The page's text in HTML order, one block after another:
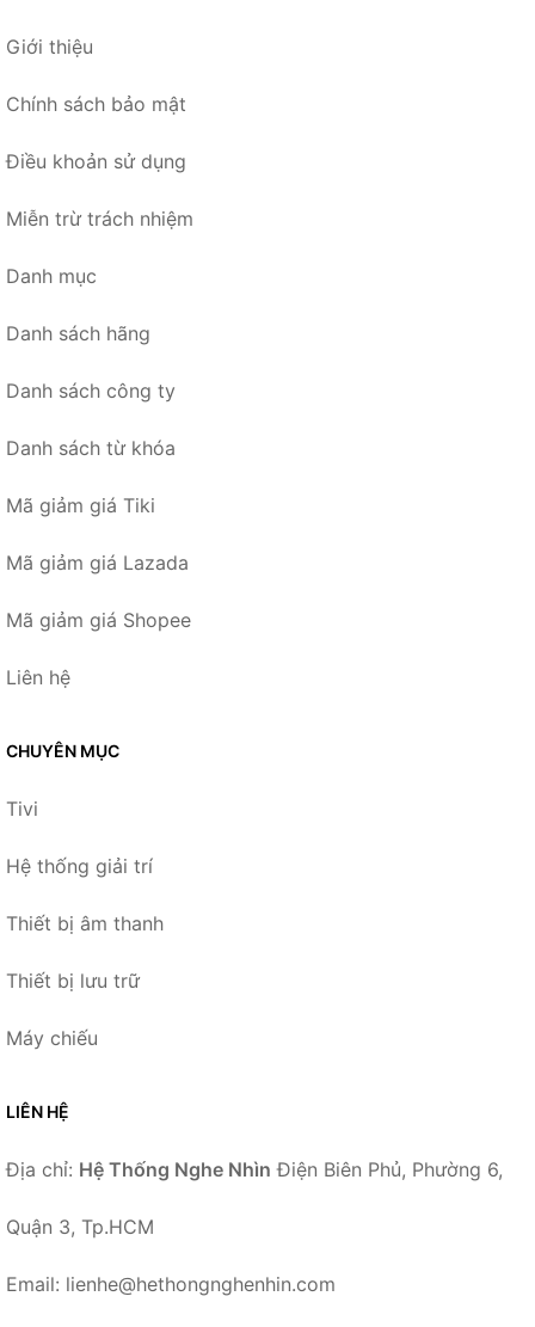
Giới thiệu
Chính sách bảo mật
Điều khoản sử dụng
Miễn trừ trách nhiệm
Danh mục
Danh sách hãng
Danh sách công ty
Danh sách từ khóa
Mã giảm giá Tiki
Mã giảm giá Lazada
Mã giảm giá Shopee
Liên hệ
CHUYÊN MỤC
Tivi
Hệ thống giải trí
Thiết bị âm thanh
Thiết bị lưu trữ
Máy chiếu
LIÊN HỆ
Địa chỉ: Hệ Thống Nghe Nhìn Điện Biên Phủ, Phường 6,
Quận 3, Tp.HCM
Email: lienhe@hethongnghenhin.com